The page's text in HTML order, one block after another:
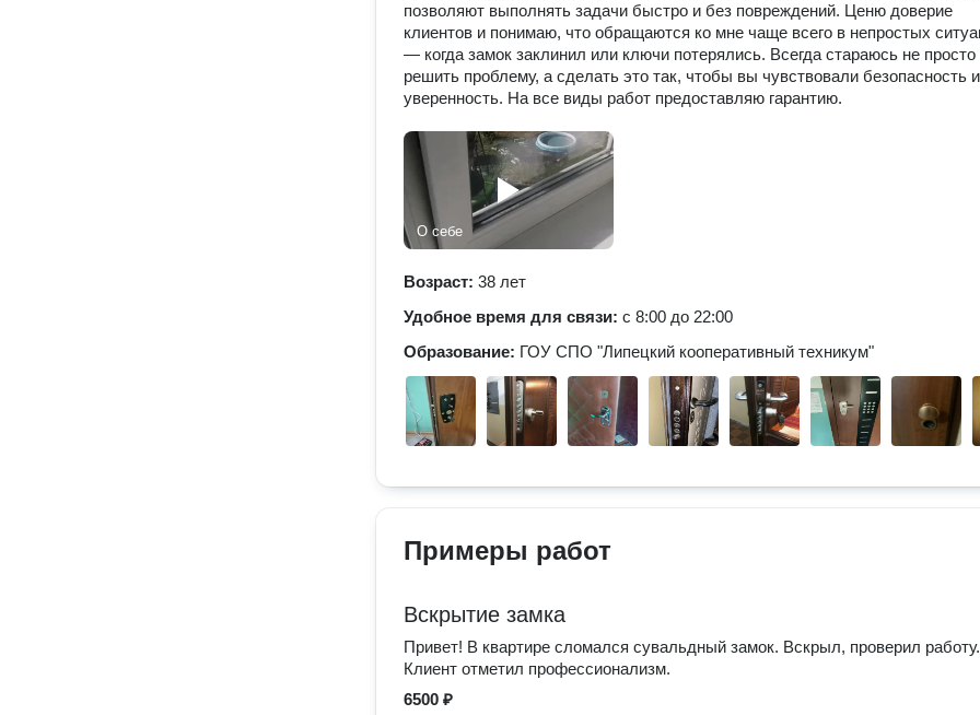
позволяют выполнять задачи быстро и без повреждений. Ценю доверие
клиентов и понимаю, что обращаются ко мне чаще всего в непростых
— когда замок заклинил или ключи потерялись. Всегда стараюсь не просто
решить проблему, а сделать это так, чтобы вы чувствовали безопасность и
уверенность. На все виды работ предоставляю гарантию.
О себе
Возраст: 38 лет
Удобное время для связи: с 8:00 до 22:00
Образование: ГОУ СПО "Липецкий кооперативный техникум"
Примеры работ
Вскрытие замка
Привет! В квартире сломался сувальдный замок. Вскрыл, проверил работу.
Клиент отметил профессионализм.
6500 ₽